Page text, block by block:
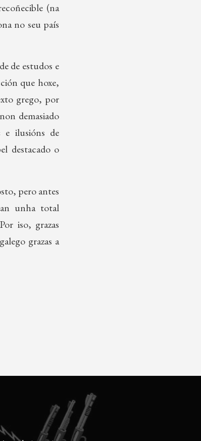
(na
no seu país
de estudos e
que hoxe,
grego, por
demasiado
e ilusións de
destacado o
pero antes
unha total
iso, grazas
grazas a